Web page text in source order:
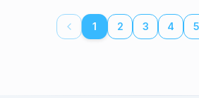
1 2 3 4 5